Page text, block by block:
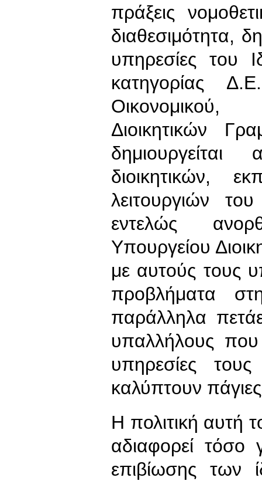
πράξεις
διαθεσιμότητα,
υπηρεσίες του
κατηγορίας
Οικονομικού,
Διοικητικών
διοικητικών,
λειτουργιών
εντελώς
Υπουργείου
με αυτούς τους
προβλήματα
παράλληλα
υπαλλήλους
υπηρεσίες
καλύπτουν
Η πολιτική αυτή
αδιαφορεί τόσο
επιβίωσης των